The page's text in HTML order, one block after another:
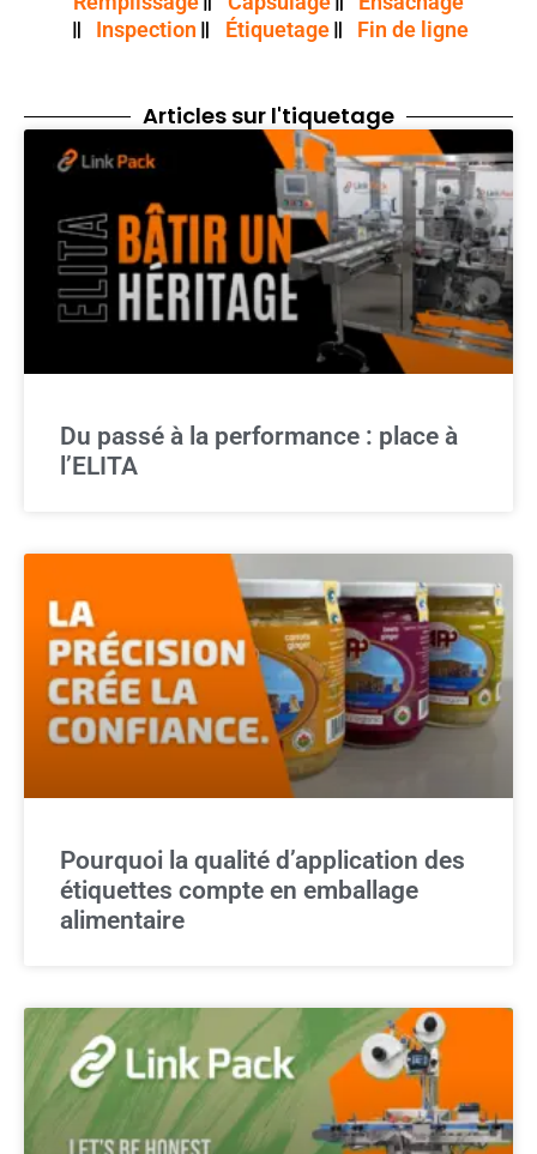
Inspection
Étiquetage Fin de ligne
Articles sur l'tiquetage
Du passé à la performance : place à
l’ELITA
Pourquoi la qualité d’application des
étiquettes compte en emballage
alimentaire